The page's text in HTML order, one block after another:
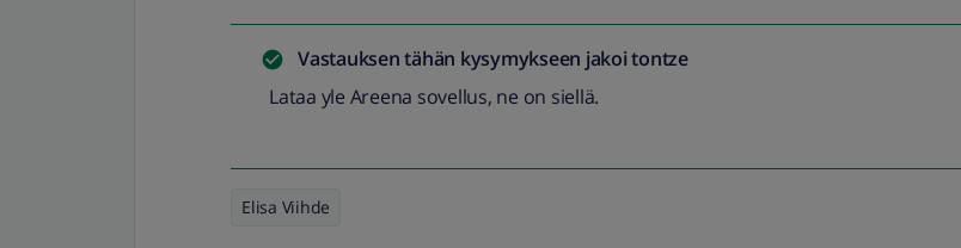
Vastauksen tähän kysymykseen jakoitontze
Lataa yle Areena sovellus, ne on siellä.
Elisa Viihde